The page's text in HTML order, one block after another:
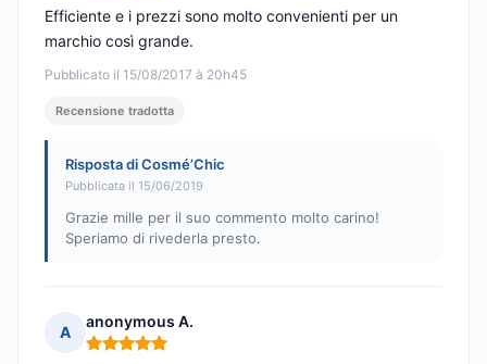
Pubblicato il 15/08/2017 à 20h45
Efficiente e i prezzi sono molto convenienti per un
marchio così grande.
Recensione tradotta
Risposta di Cosmé’Chic
Pubblicata il 15/06/2019
Grazie mille per il suo commento molto carino!
Speriamo di rivederla presto.
A
anonymous A.
Nota: 5 su 5